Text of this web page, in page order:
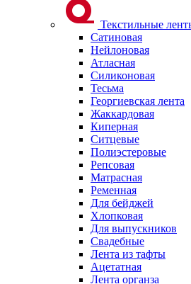
Текстильные
Сатиновая
Нейлоновая
Атласная
Силиконовая
Тесьма
Георгиевская лента
Жаккардовая
Киперная
Ситцевые
Полиэстеровые
Репсовая
Матрасная
Ременная
Для бейджей
Хлопковая
Для выпускников
Свадебные
Лента из тафты
Ацетатная
Лента органза